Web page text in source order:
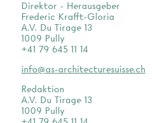
Direktor - Herausgeber
Frederic Krafft-Gloria
A.V. Du Tirage 13
1009 Pully
+41 79 645 11 14
info@as-architecturesuisse.ch
Redaktion
A.V. Du Tirage 13
1009 Pully